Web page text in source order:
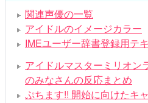
関連声優の一覧
アイドルのイメージカラー
IMEユーザー辞書登録用テ
アイドルマスターミリオン
のみなさんの反応まとめ
ぷちます!! 開始に向けたキ